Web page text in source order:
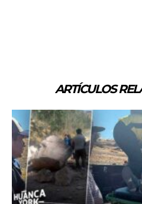
ARTÍCULOS